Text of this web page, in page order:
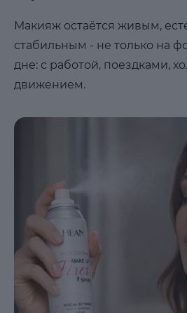
Макияж остаётся живым,
стабильным - не только на
дне: с работой, поездками,
движением.